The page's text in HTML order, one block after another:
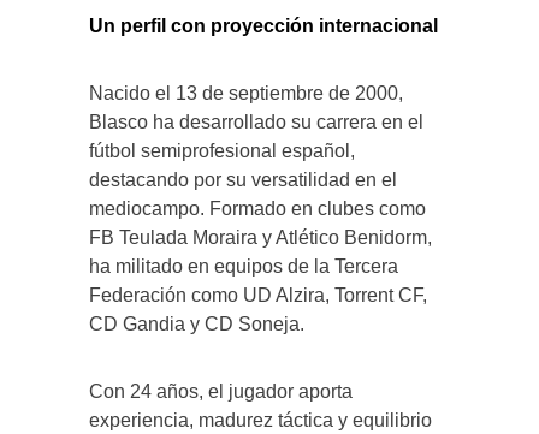
Un perfil con proyección internacional
Nacido el 13 de septiembre de 2000,
Blasco ha desarrollado su carrera en el
fútbol semiprofesional español,
destacando por su versatilidad en el
mediocampo. Formado en clubes como
FB Teulada Moraira y Atlético Benidorm,
ha militado en equipos de la Tercera
Federación como UD Alzira, Torrent CF,
CD Gandia y CD Soneja.
Con 24 años, el jugador aporta
experiencia, madurez táctica y equilibrio